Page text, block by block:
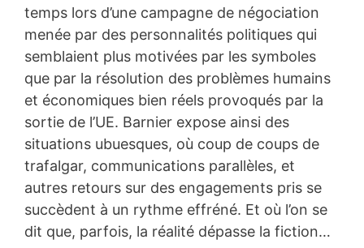
temps lors d’une campagne de négociation
menée par des personnalités politiques qui
semblaient plus motivées par les symboles
que par la résolution des problèmes humains
et économiques bien réels provoqués par la
sortie de l’UE. Barnier expose ainsi des
situations ubuesques, où coup de coups de
trafalgar, communications parallèles, et
autres retours sur des engagements pris se
succèdent à un rythme effréné. Et où l’on se
dit que, parfois, la réalité dépasse la fiction…